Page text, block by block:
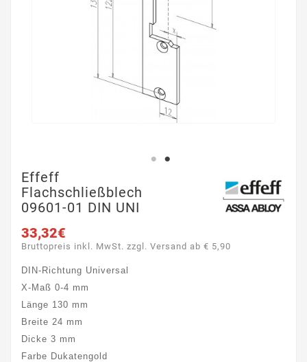
Effeff
Flachschließblech
09601-01 DIN UNI
33,32€
Bruttopreis inkl. MwSt. zzgl. Versand ab € 5,90
DIN-Richtung Universal
X-Maß 0-4 mm
Länge 130 mm
Breite 24 mm
Dicke 3 mm
Farbe Dukatengold